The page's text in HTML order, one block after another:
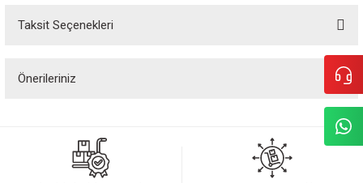
Taksit Seçenekleri
Önerileriniz
Bu ürünün fiyat bilgisi, resim, ürün açıklamalarında ve diğer konularda
Görüş ve önerileriniz için teşekkür ederiz.